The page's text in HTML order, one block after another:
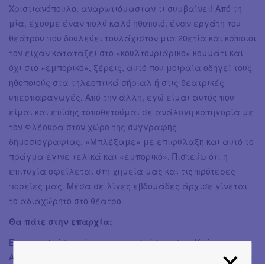
Χριστιανόπουλο, αναρωτιόμασταν τι συμβαίνει! Από τη
μία, έχουμε έναν πολύ καλό ηθοποιό, έναν εργάτη του
θεάτρου που δουλεύει τουλάχιστον μια 20ετία και κάποιοι
τον είχαν κατατάξει στο «κουλτουριάρικο» κομμάτι και
όχι στο «εμπορικό», ξέρεις, αυτό που μοιραία οδηγεί τους
ηθοποιούς στα τηλεοπτικά σήριαλ ή στις θεατρικές
υπερπαραγωγές. Από την άλλη, εγώ είμαι αυτός που
είμαι και επίσης τοποθετούμαι σε ανάλογη κατηγορία με
τον Φλέουρα στον χώρο της συγγραφής –
δημοσιογραφίας. «Μπλέξαμε» με επιφύλαξη και αυτό το
πράγμα έγινε τελικά και «εμπορικό». Πιστεύω ότι η
επιτυχία οφείλεται στη χημεία μας και τις πρότερες
πορείες μας. Μέσα σε λίγες εβδομάδες άρχισε γίνεται
το αδιαχώρητο στο θέατρο.
Θα πάτε στην επαρχία;
Έχουμε κλείσει κάποιες παραστάσεις στην Κρήτη για τον
Απρίλιο του ’25, όπως και σε άλλα μέρη. Ήδη υπάρχει μια